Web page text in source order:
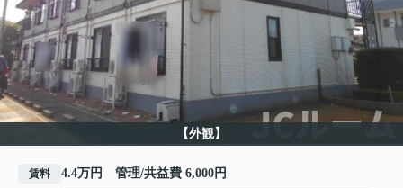
【外観】
賃料 4.4万円 管理/共益費 6,000円